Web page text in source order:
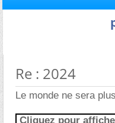
Re : 2024
Le monde ne sera
Cliquez pour